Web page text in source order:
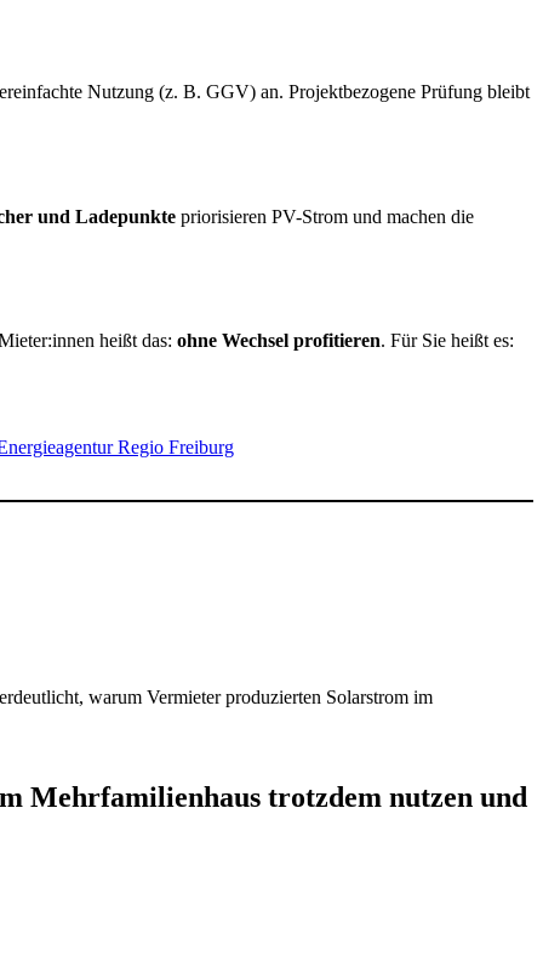
Nutzung (z. B. GGV) an. Projektbezogene Prüfung bleibt
und Ladepunkte priorisieren PV-Strom und machen die
heißt das: ohne Wechsel profitieren. Für Sie heißt es:
Regio Freiburg
Mehrfamilienhaus trotzdem nutzen und